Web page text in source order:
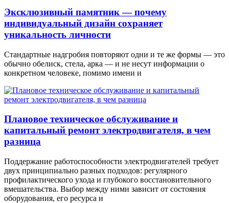
Эксклюзивный памятник — почему
индивидуальный дизайн сохраняет
уникальность личности
Стандартные надгробия повторяют одни и те же формы — это
обычно обелиск, стела, арка — и не несут информации о
конкретном человеке, помимо имени и
Плановое техническое обслуживание и
капитальный ремонт электродвигателя, в чем
разница
Поддержание работоспособности электродвигателей требует
двух принципиально разных подходов: регулярного
профилактического ухода и глубокого восстановительного
вмешательства. Выбор между ними зависит от состояния
оборудования, его ресурса и